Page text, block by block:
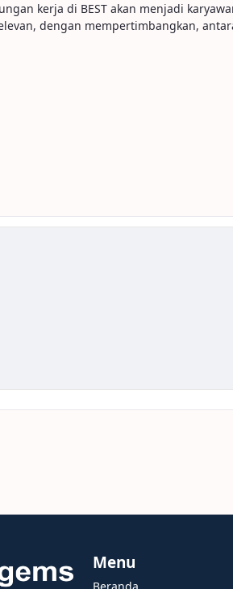
kerja di BEST akan menjadi
dengan mempertimbangkan,
Menu